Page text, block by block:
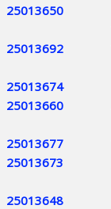
25013650
25013692
25013674
25013660
25013677
25013673
25013648